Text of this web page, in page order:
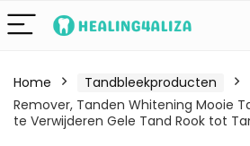
Home Tandbleekproducten
Remover, Tanden Whitening Mooie
te Verwijderen Gele Tand Rook tot